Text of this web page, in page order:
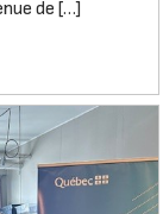
de […]